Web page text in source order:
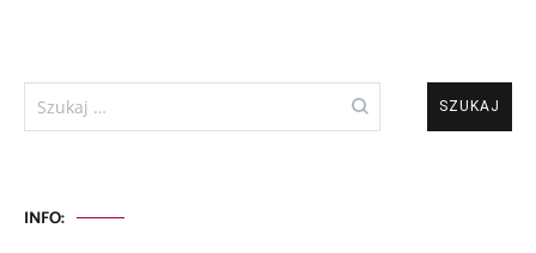
Szukaj:
INFO: